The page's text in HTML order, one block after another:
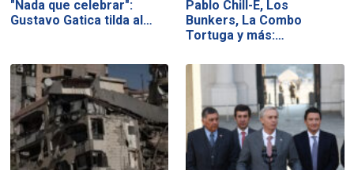
"Nada que celebrar":
Gustavo Gatica tilda al…
Pablo Chill-E, Los
Bunkers, La Combo
Tortuga y más:…